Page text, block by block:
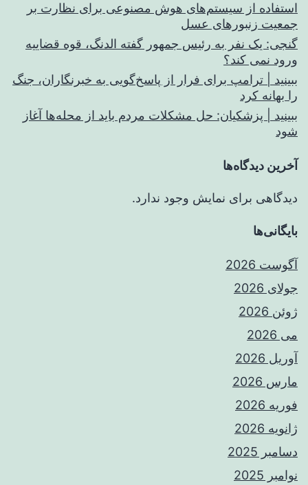
استفاده از سیستم‌های هوش مصنوعی برای نظارت بر
جمعیت زنبورهای عسل
گنجی: یک نفر به رئیس جمهور گفته الدنگ، قوه قضاییه
ورود نمی کند؟
ببینید | ترامپ برای فرار از پاسخ‌گویی به خبرنگاران، جنگ
را بهانه کرد
ببینید | پزشکیان: حل مشکلات مردم باید از محله‌ها آغاز
شود
آخرین دیدگاه‌ها
دیدگاهی برای نمایش وجود ندارد.
بایگانی‌ها
آگوست 2026
جولای 2026
ژوئن 2026
می 2026
آوریل 2026
مارس 2026
فوریه 2026
ژانویه 2026
دسامبر 2025
نوامبر 2025